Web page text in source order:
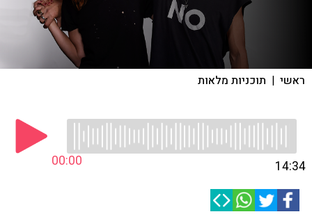
ראשי | תוכניות מלאות
00:00 14:34